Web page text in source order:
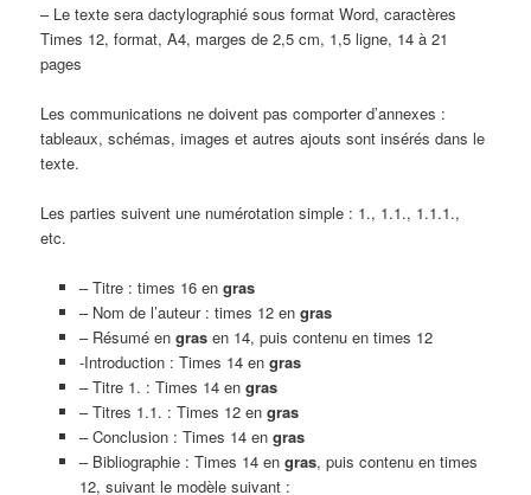
– Le texte sera dactylographié sous format Word, caractères
Times 12, format, A4, marges de 2,5 cm, 1,5 ligne, 14 à 21
pages
Les communications ne doivent pas comporter d’annexes :
tableaux, schémas, images et autres ajouts sont insérés dans le
texte.
Les parties suivent une numérotation simple : 1., 1.1., 1.1.1.,
etc.
– Titre : times 16 en gras
– Nom de l’auteur : times 12 en gras
– Résumé en gras en 14, puis contenu en times 12
-Introduction : Times 14 en gras
– Titre 1. : Times 14 en gras
– Titres 1.1. : Times 12 en gras
– Conclusion : Times 14 en gras
– Bibliographie : Times 14 en gras, puis contenu en times
12, suivant le modèle suivant :